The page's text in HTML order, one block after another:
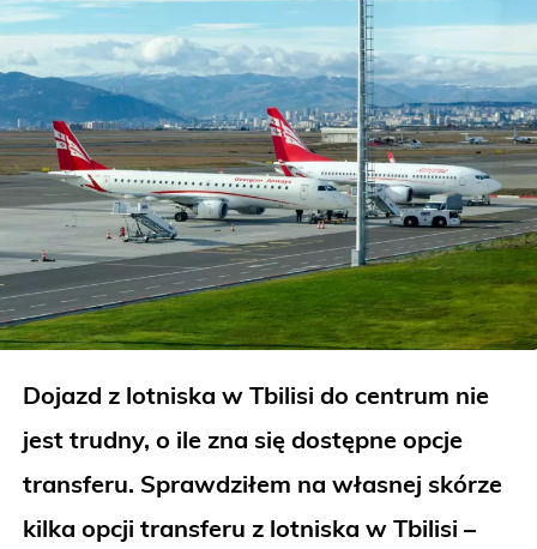
Dojazd z lotniska w Tbilisi do centrum nie
jest trudny, o ile zna się dostępne opcje
transferu. Sprawdziłem na własnej skórze
kilka opcji transferu z lotniska w Tbilisi –